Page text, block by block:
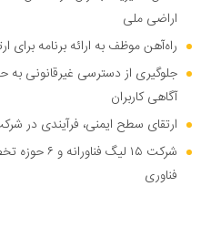
اراضی ملی
راه‌آهن موظف به ارائه برنامه برای
جلوگیری از دسترسی غیرقانونی به
آگاهی کاربران
ارتقای سطح ایمنی، فرآیندی در
شرکت ۱۵ لیگ
فناوری